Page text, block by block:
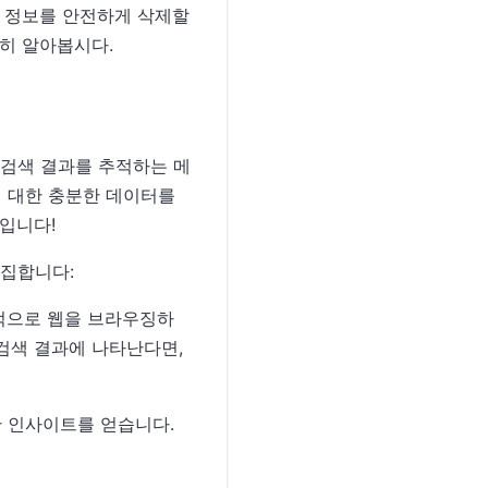
보를 안전하게 삭제할
알아봅시다.
색 결과를 추적하는 메
한 충분한 데이터를
니다!
합니다:
로 웹을 브라우징하
색 결과에 나타난다면,
사이트를 얻습니다.